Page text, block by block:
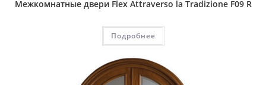
Межкомнатные двери Flex Attraverso la Tradizione F09 R
Подробнее